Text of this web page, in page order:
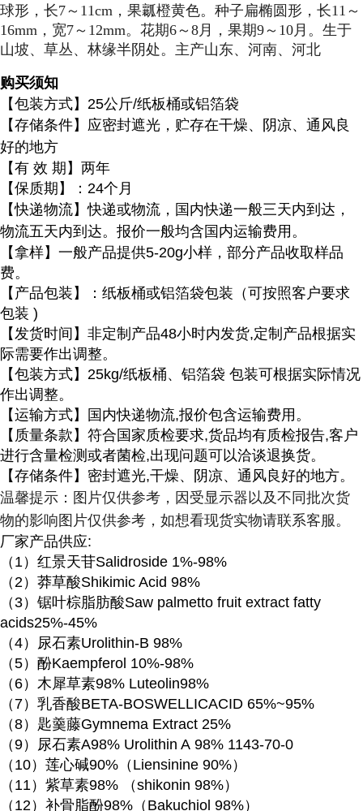
球形，长7～11cm，果瓤橙黄色。种子扁椭圆形，长11～
16mm，宽7～12mm。花期6～8月，果期9～10月。生于
山坡、草丛、林缘半阴处。主产山东、河南、河北
购买须知
【包装方式】 25公斤/纸板桶或铝箔袋
【存储条件】应密封遮光，贮存在干燥、阴凉、通风良
好的地方
【有 效 期】两年
【保质期】： 24个月
【快递物流】快递或物流，国内快递一般三天内到达，
物流五天内到达。报价一般均含国内运输费用。
【拿样】一般产品提供5-20g小样，部分产品收取样品
费。
【产品包装】：纸板桶或铝箔袋包装（可按照客户要求
包装 )
【发货时间】非定制产品48小时内发货,定制产品根据实
际需要作出调整。
【包装方式】 25kg/纸板桶、铝箔袋 包装可根据实际情况
作出调整。
【运输方式】国内快递物流,报价包含运输费用。
【质量条款】符合国家质检要求,货品均有质检报告,客户
进行含量检测或者菌检,出现问题可以洽谈退换货。
【存储条件】密封遮光,干燥、阴凉、通风良好的地方。
温馨提示：图片仅供参考，因受显示器以及不同批次货
物的影响图片仅供参考，如想看现货实物请联系客服。
厂家产品供应:
（ 1）红景天苷Salidroside 1%-98%
（2）莽草酸Shikimic Acid 98%
（3）锯叶棕脂肪酸Saw palmetto fruit extract fatty
acids25%-45%
（4）尿石素Urolithin-B 98%
（5）酚Kaempferol 10%-98%
（ 6）木犀草素98% Luteolin98%
（ 7）乳香酸BETA-BOSWELLICACID 65%~95%
（8）匙羹藤Gymnema Extract 25%
（9）尿石素A98% Urolithin A 98% 1143-70-0
（ 10）莲心碱90%（Liensinine 90%）
（ 11）紫草素98% （shikonin 98%）
（ 12）补骨脂酚98%（Bakuchiol 98%）